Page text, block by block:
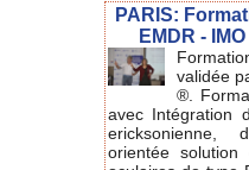
PARIS:
EMDR -
validée
®.
avec Intégration
ericksonienne,
orientée